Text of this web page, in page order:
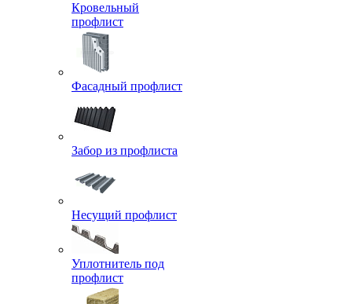
Кровельный
профлист
Фасадный профлист
Забор из профлиста
Несущий профлист
Уплотнитель под
профлист